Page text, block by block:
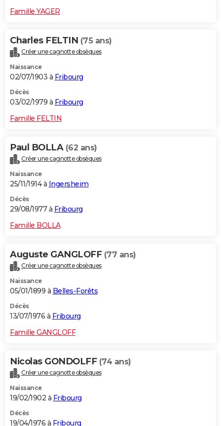
Famille YAGER
Charles FELTIN (75 ans)
Créer une cagnotte obsèques
Naissance
02/07/1903 à Fribourg
Décès
03/02/1979 à Fribourg
Famille FELTIN
Paul BOLLA (62 ans)
Créer une cagnotte obsèques
Naissance
25/11/1914 à Ingersheim
Décès
29/08/1977 à Fribourg
Famille BOLLA
Auguste GANGLOFF (77 ans)
Créer une cagnotte obsèques
Naissance
05/01/1899 à Belles-Forêts
Décès
13/07/1976 à Fribourg
Famille GANGLOFF
Nicolas GONDOLFF (74 ans)
Créer une cagnotte obsèques
Naissance
19/02/1902 à Fribourg
Décès
19/04/1976 à Fribourg